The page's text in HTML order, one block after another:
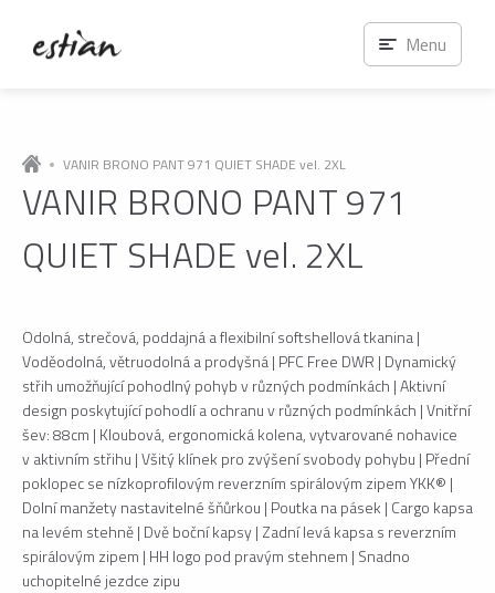
VANIR BRONO PANT 971 QUIET SHADE vel. 2XL
VANIR BRONO PANT 971
QUIET SHADE vel. 2XL
Odolná, strečová, poddajná a flexibilní softshellová tkanina |
Voděodolná, větruodolná a prodyšná | PFC Free DWR | Dynamický
střih umožňující pohodlný pohyb v různých podmínkách | Aktivní
design poskytující pohodlí a ochranu v různých podmínkách | Vnitřní
šev: 88cm | Kloubová, ergonomická kolena, vytvarované nohavice
v aktivním střihu | Všitý klínek pro zvýšení svobody pohybu | Přední
poklopec se nízkoprofilovým reverzním spirálovým zipem YKK® |
Dolní manžety nastavitelné šňůrkou | Poutka na pásek | Cargo kapsa
na levém stehně | Dvě boční kapsy | Zadní levá kapsa s reverzním
spirálovým zipem | HH logo pod pravým stehnem | Snadno
uchopitelné jezdce zipu
Menu